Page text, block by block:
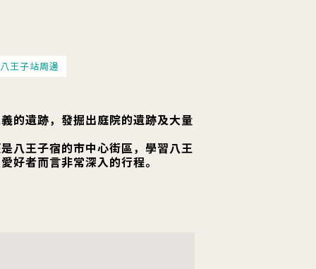
王子站周邊
的遺跡，發掘出庭院的遺跡及大量
八王子宿的市中心街區，學習八王
好者而言非常深入的行程。